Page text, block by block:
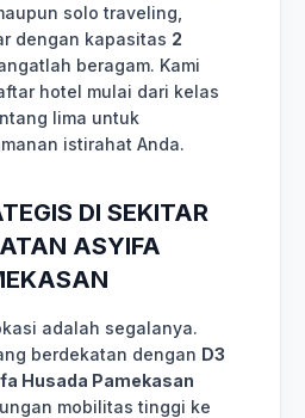
solo traveling,
dengan kapasitas 2
beragam. Kami
hotel mulai dari kelas
lima untuk
istirahat Anda.
DI SEKITAR
ASYIFA
adalah segalanya.
berdekatan dengan D3
Husada Pamekasan
mobilitas tinggi ke